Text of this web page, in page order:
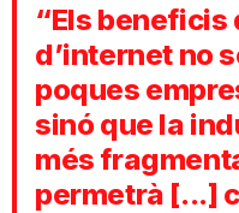
“Els beneficis
d’internet no
poques
sinó que la
més
permetrà [...]